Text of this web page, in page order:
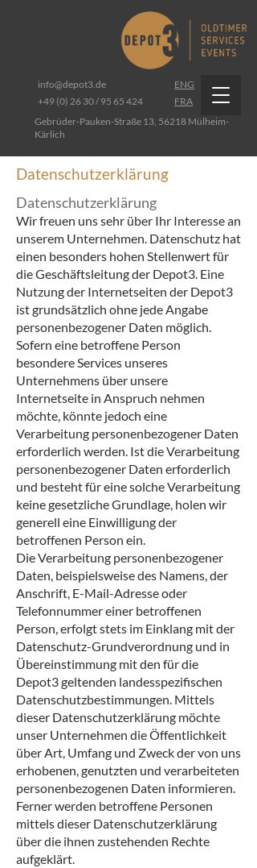
+49 (0) 26 30 / 95 65 424
info@depot3.de
ENG
FRA
Gebrüder-Pauken-Straße 13, 56218 Mülheim-
Kärlich
Datenschutzerklärung
Datenschutzerklärung
Wir freuen uns sehr über Ihr Interesse an
unserem Unternehmen. Datenschutz hat
einen besonders hohen Stellenwert für
die Geschäftsleitung der Depot3. Eine
Nutzung der Internetseiten der Depot3
ist grundsätzlich ohne jede Angabe
personenbezogener Daten möglich.
Sofern eine betroffene Person
besondere Services unseres
Unternehmens über unsere
Internetseite in Anspruch nehmen
möchte, könnte jedoch eine
Verarbeitung personenbezogener Daten
erforderlich werden. Ist die Verarbeitung
personenbezogener Daten erforderlich
und besteht für eine solche Verarbeitung
keine gesetzliche Grundlage, holen wir
generell eine Einwilligung der
betroffenen Person ein.
Die Verarbeitung personenbezogener
Daten, beispielsweise des Namens, der
Anschrift, E-Mail-Adresse oder
Telefonnummer einer betroffenen
Person, erfolgt stets im Einklang mit der
Datenschutz-Grundverordnung und in
Übereinstimmung mit den für die
Depot3 geltenden landesspezifischen
Datenschutzbestimmungen. Mittels
dieser Datenschutzerklärung möchte
unser Unternehmen die Öffentlichkeit
über Art, Umfang und Zweck der von uns
erhobenen, genutzten und verarbeiteten
personenbezogenen Daten informieren.
Ferner werden betroffene Personen
mittels dieser Datenschutzerklärung
über die ihnen zustehenden Rechte
aufgeklärt.